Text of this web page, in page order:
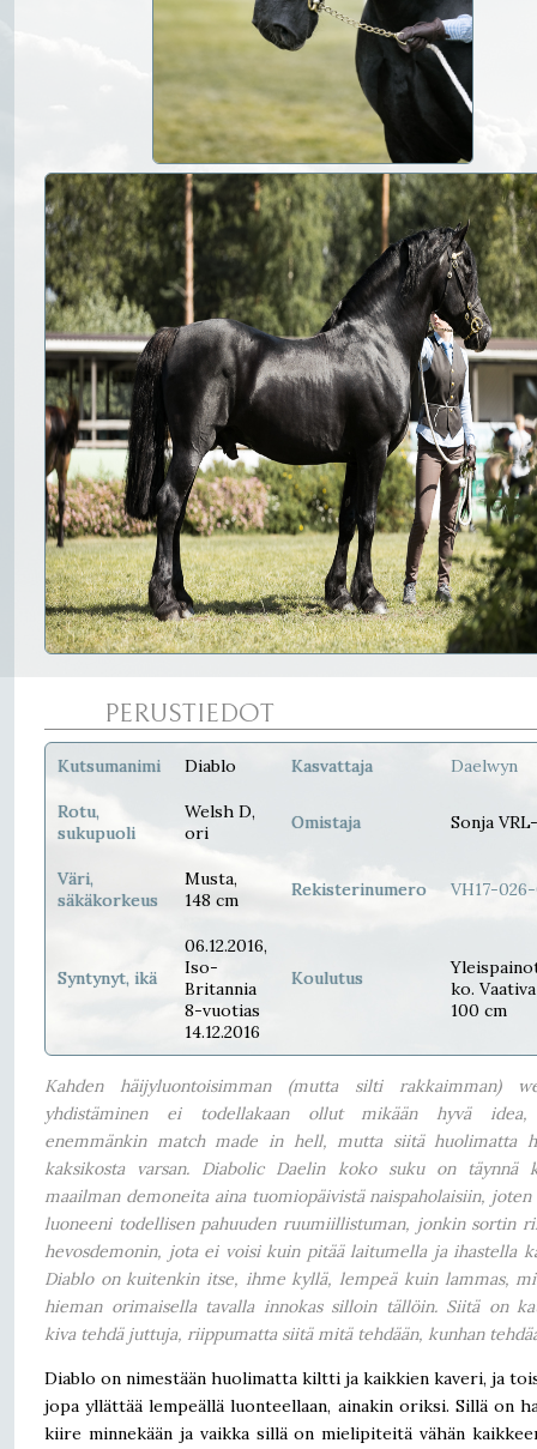
PERUSTIEDOT
Kutsumanimi Diablo Kasvattaja Daelwyn
Rotu,
sukupuoli
Welsh D,
ori
Omistaja Sonja VRL-
Väri,
säkäkorkeus
Musta,
148 cm
Rekisterinumero VH17-
Syntynyt, ikä
06.12.2016,
Iso-
Britannia
8-vuotias
14.12.2016
Koulutus
ko.
100 cm
Kahden häijyluontoisimman (mutta silti rakkaimman)
yhdistäminen ei todellakaan ollut mikään hyvä idea,
enemmänkin match made in hell, mutta siitä huolimatta
kaksikosta varsan. Diabolic Daelin koko suku on täynnä
maailman demoneita aina tuomiopäivistä naispaholaisiin,
luoneeni todellisen pahuuden ruumiillistuman, jonkin sortin
hevosdemonin, jota ei voisi kuin pitää laitumella ja ihastella
Diablo on kuitenkin itse, ihme kyllä, lempeä kuin lammas,
hieman orimaisella tavalla innokas silloin tällöin. Siitä on
kiva tehdä juttuja, riippumatta siitä mitä tehdään, kunhan
Diablo on nimestään huolimatta kiltti ja kaikkien kaveri, ja
jopa yllättää lempeällä luonteellaan, ainakin oriksi. Sillä on
kiire minnekään ja vaikka sillä on mielipiteitä vähän